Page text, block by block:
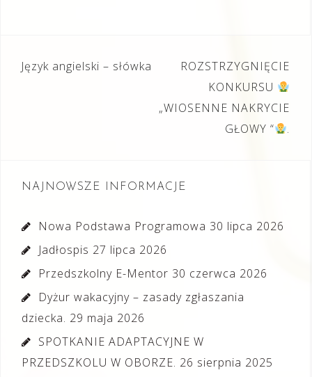
Nawigacja
Język angielski – słówka
ROZSTRZYGNIĘCIE
KONKURSU
„WIOSENNE NAKRYCIE
GŁOWY “
.
NAJNOWSZE INFORMACJE
Nowa Podstawa Programowa 30 lipca 2026
Jadłospis 27 lipca 2026
Przedszkolny E-Mentor 30 czerwca 2026
Dyżur wakacyjny – zasady zgłaszania
dziecka. 29 maja 2026
SPOTKANIE ADAPTACYJNE W
PRZEDSZKOLU W OBORZE. 26 sierpnia 2025